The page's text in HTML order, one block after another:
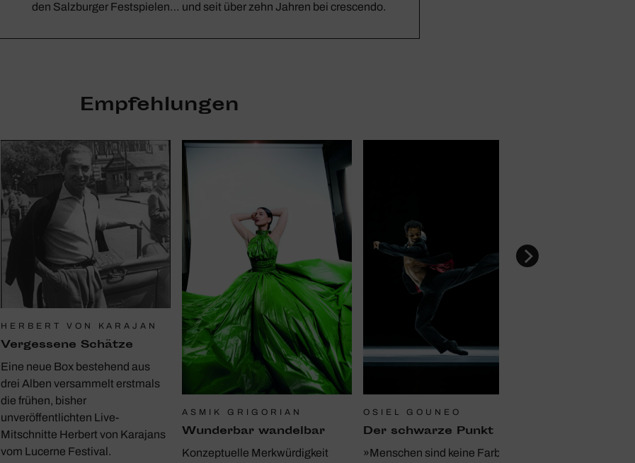
den Salzburger Festspielen… und seit über zehn Jahren bei crescendo.
Empfehlungen
HERBERT VON KARAJAN
Verges­sene Schätze
Eine neue Box bestehend aus
drei Alben versammelt erstmals
die frühen, bisher
unveröffentlichten Live-
Mitschnitte Herbert von Karajans
vom Lucerne Festival.
ASMIK GRIGORIAN
Wunderbar wandelbar
Konzeptuelle Merkwürdigkeit
OSIEL GOUNEO
Der schwarze Punkt
»Menschen sind keine Farbe« hat